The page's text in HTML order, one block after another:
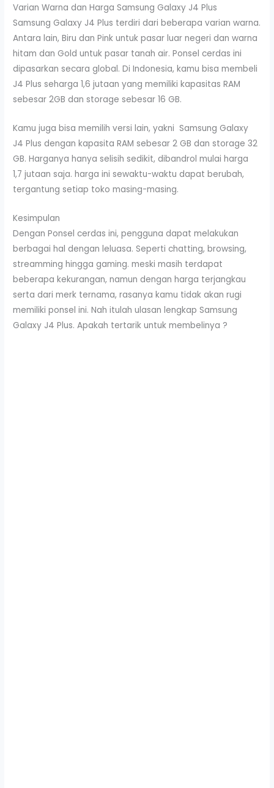
Varian Warna dan Harga Samsung Galaxy J4 Plus
Samsung Galaxy J4 Plus terdiri dari beberapa varian warna.
Antara lain, Biru dan Pink untuk pasar luar negeri dan warna
hitam dan Gold untuk pasar tanah air. Ponsel cerdas ini
dipasarkan secara global. Di Indonesia, kamu bisa membeli
J4 Plus seharga 1,6 jutaan yang memiliki kapasitas RAM
sebesar 2GB dan storage sebesar 16 GB.
Kamu juga bisa memilih versi lain, yakni Samsung Galaxy
J4 Plus dengan kapasita RAM sebesar 2 GB dan storage 32
GB. Harganya hanya selisih sedikit, dibandrol mulai harga
1,7 jutaan saja. harga ini sewaktu-waktu dapat berubah,
tergantung setiap toko masing-masing.
Kesimpulan
Dengan Ponsel cerdas ini, pengguna dapat melakukan
berbagai hal dengan leluasa. Seperti chatting, browsing,
streamming hingga gaming. meski masih terdapat
beberapa kekurangan, namun dengan harga terjangkau
serta dari merk ternama, rasanya kamu tidak akan rugi
memiliki ponsel ini. Nah itulah ulasan lengkap Samsung
Galaxy J4 Plus. Apakah tertarik untuk membelinya ?